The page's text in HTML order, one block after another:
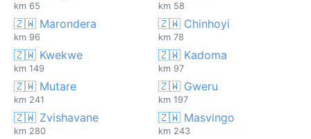
58 km
65 km
🇿🇼 Chinhoyi
78 km
🇿🇼 Marondera
96 km
🇿🇼 Kadoma
97 km
🇿🇼 Kwekwe
149 km
🇿🇼 Gweru
197 km
🇿🇼 Mutare
241 km
🇿🇼 Masvingo
243 km
🇿🇼 Zvishavane
280 km